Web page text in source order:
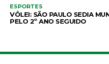
ESPORTES
VÔLEI: SÃO PAULO SEDIA
PELO 2º ANO SEGUIDO